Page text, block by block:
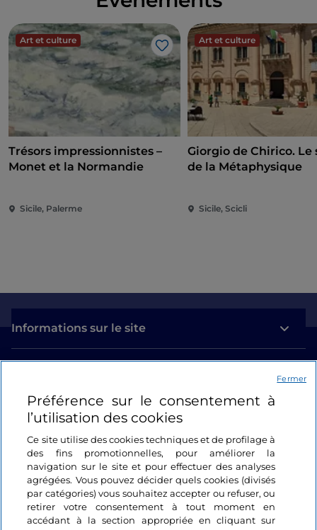
Art et culture
J’aime
Trésors impressionnistes –
Monet et la Normandie
Sicile, Palerme
Art et culture
Giorgio de Chirico. Le
de la Métaphysique
Sicile, Scicli
Informations sur le site
Se connecter
Suivez-nous
Préférence sur le consentement à
l’utilisation des cookies
Ce site utilise des cookies techniques et de profilage à
des fins promotionnelles, pour améliorer la
navigation sur le site et pour effectuer des analyses
agrégées. Vous pouvez décider quels cookies (divisés
par catégories) vous souhaitez accepter ou refuser, ou
retirer votre consentement à tout moment en
accédant à la section appropriée en cliquant sur
Fermer